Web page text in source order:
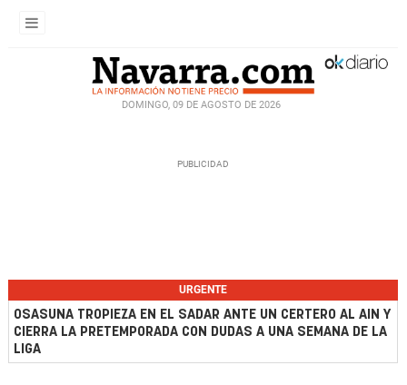
DOMINGO, 09 DE AGOSTO DE 2026
URGENTE
OSASUNA TROPIEZA EN EL SADAR ANTE UN CERTERO AL AIN Y
CIERRA LA PRETEMPORADA CON DUDAS A UNA SEMANA DE LA
LIGA